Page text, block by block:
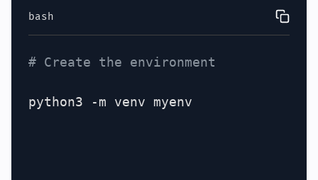
bash
# Create the environment
python3 -m venv myenv